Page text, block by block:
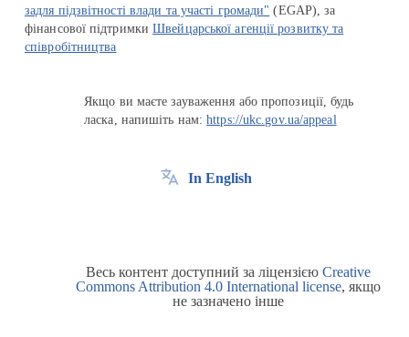
задля підзвітності влади та участі громади" (EGAP), за
фінансової підтримкиШвейцарської агенції розвитку та
співробітництва
Якщо ви маєте зауваження або пропозиції, будь
ласка, напишіть нам:https://ukc.gov.ua/appeal
In English
Весь контент доступний за ліцензією Creative
Commons Attribution 4.0 International license, якщо
не зазначено інше